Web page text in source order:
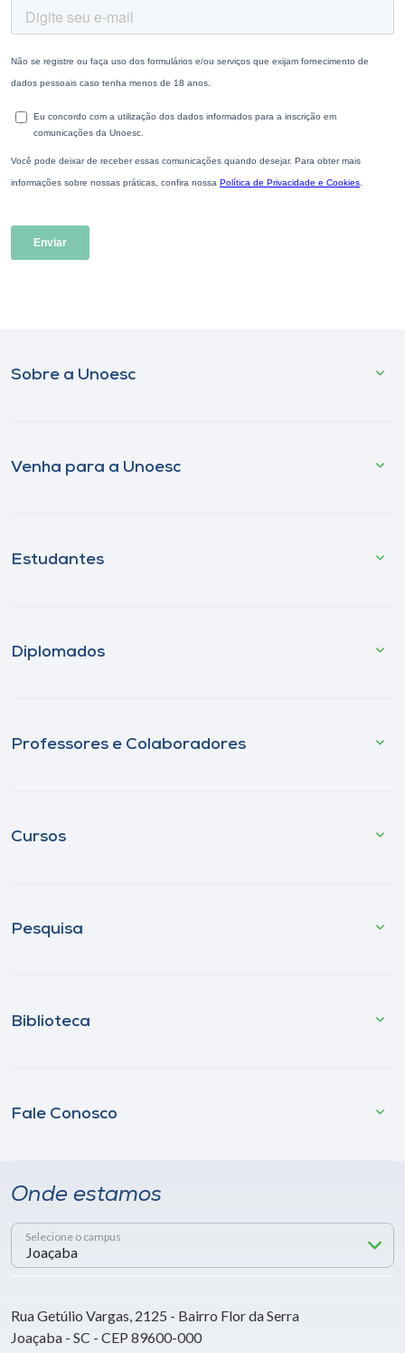
Sobre a Unoesc
Venha para a Unoesc
Estudantes
Diplomados
Professores e Colaboradores
Cursos
Pesquisa
Biblioteca
Fale Conosco
Onde estamos
Selecione o campus
Rua Getúlio Vargas, 2125 - Bairro Flor da Serra
Joaçaba - SC - CEP 89600-000